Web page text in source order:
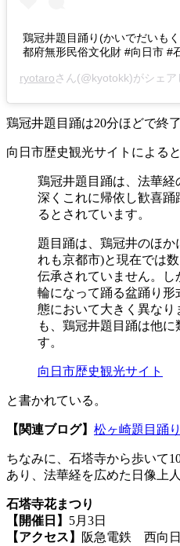
鶏冠井題目踊り(かいでだいも
都府無形民俗文化財 #向日市 #
ryotaroさん(@kyotokk)がシェ
鶏冠井題目踊は20分ほどで終了
向日市歴史観光サイトによると
鶏冠井題目踊は、法華経
深くこれに帰依し歓喜
るとされています。
題目踊は、鶏冠井のほか
れも京都市)と現在では
伝承されていません。
輪になって踊る盆踊り
態において大きく異な
も、鶏冠井題目踊は他
す。
向日市歴史観光サイト
と書かれている。
【関連ブログ】 松ヶ崎題目踊
ちなみに、石塔寺から歩いて
あり、法華経を広めた日像上
石塔寺花まつり
【開催日】 5月3日
【アクセス】
阪急電鉄 西向